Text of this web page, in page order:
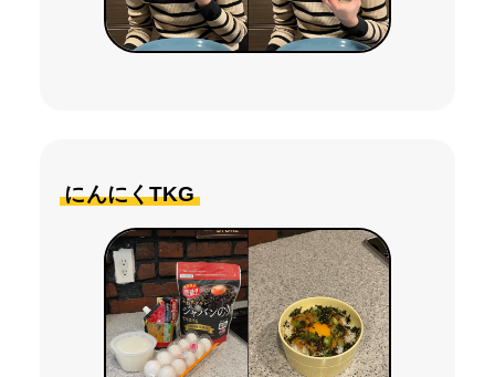
にんにくTKG